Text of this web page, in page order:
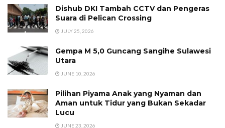
Dishub DKI Tambah CCTV dan Pengeras
Suara di Pelican Crossing
JULY 25, 2026
Gempa M 5,0 Guncang Sangihe Sulawesi
Utara
JUNE 10, 2026
Pilihan Piyama Anak yang Nyaman dan
Aman untuk Tidur yang Bukan Sekadar
Lucu
JUNE 23, 2026